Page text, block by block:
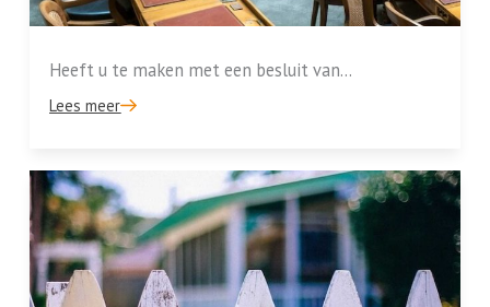
Heeft u te maken met een besluit van...
Lees meer